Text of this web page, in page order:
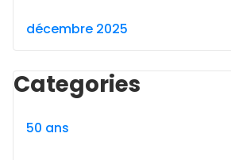
décembre 2025
Categories
50 ans